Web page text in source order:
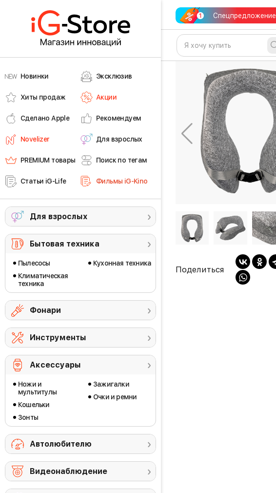
Новинки Эксклюзив
Хиты продаж Акции
Сделано Apple Рекомендуем
Novelizer Для взрослых
PREMIUM товары Поиск по тегам
Статьи iG-Life Фильмы iG-Kino
Для взрослых
Бытовая техника
Пылесосы
Климатическая
техника
Кухонная техника
Фонари
Инструменты
Аксессуары
Ножи и
мультитулы
Кошельки
Зонты
Зажигалки
Очки и ремни
Автолюбителю
Видеонаблюдение
Спецпредложение
Поделиться